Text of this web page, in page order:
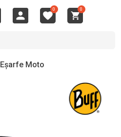
0 0
Eșarfe Moto